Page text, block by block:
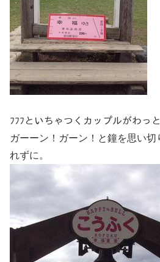
ﾌﾌﾌといちゃつくカップルがわっ
ガーーン！ガーン！と鐘を思い
れずに。